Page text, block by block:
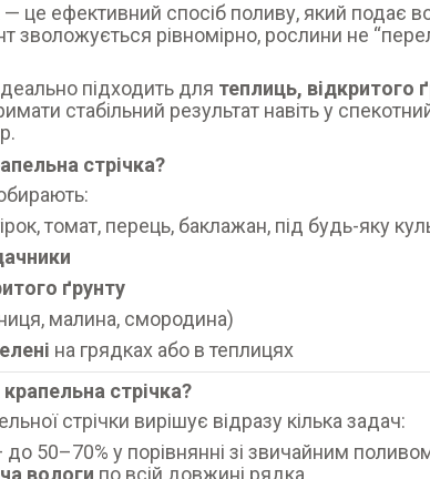
— це ефективний спосіб поливу, який подає
зволожується рівномірно, рослини не
підходить для теплиць, відкритого
стабільний результат навіть у
стрічка?
томат, перець, баклажан, під будь-яку
ґрунту
малина, смородина)
на грядках або в теплицях
стрічка?
стрічки вирішує відразу кілька задач:
до 50–70% у порівнянні зі звичайним
вологи по всій довжині рядка